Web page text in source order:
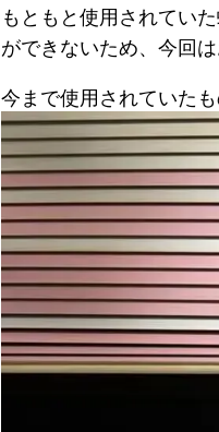
もともと使用されてい
ができないため、今回
今まで使用されていた